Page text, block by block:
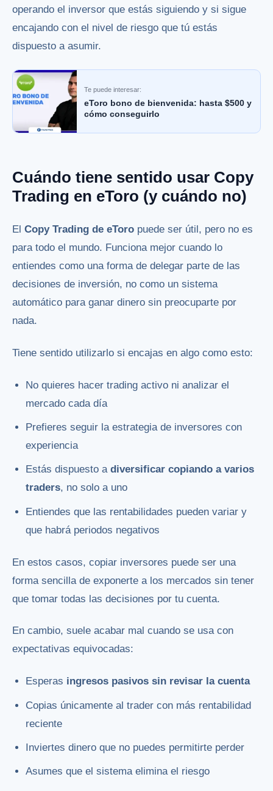
operando el inversor que estás siguiendo y si sigue
encajando con el nivel de riesgo que tú estás
dispuesto a asumir.
Te puede interesar:
eToro bono de bienvenida: hasta $500 y
cómo conseguirlo
Cuándo tiene sentido usar Copy
Trading en eToro (y cuándo no)
El Copy Trading de eToro puede ser útil, pero no es
para todo el mundo. Funciona mejor cuando lo
entiendes como una forma de delegar parte de las
decisiones de inversión, no como un sistema
automático para ganar dinero sin preocuparte por
nada.
Tiene sentido utilizarlo si encajas en algo como esto:
No quieres hacer trading activo ni analizar el
mercado cada día
Prefieres seguir la estrategia de inversores con
experiencia
Estás dispuesto adiversificar copiando a varios
traders, no solo a uno
Entiendes que las rentabilidades pueden variar y
que habrá periodos negativos
En estos casos, copiar inversores puede ser una
forma sencilla de exponerte a los mercados sin tener
que tomar todas las decisiones por tu cuenta.
En cambio, suele acabar mal cuando se usa con
expectativas equivocadas:
Esperas ingresos pasivos sin revisar la cuenta
Copias únicamente al trader con más rentabilidad
reciente
Inviertes dinero que no puedes permitirte perder
Asumes que el sistema elimina el riesgo